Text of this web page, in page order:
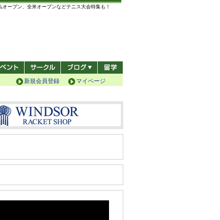
ープン、全米オープンなどテニス大会特集も！
マイページ
新規会員登録